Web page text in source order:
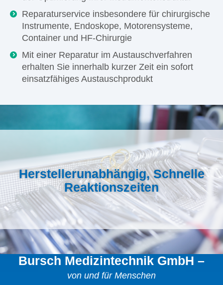
Reparaturservice insbesondere für chirurgische
Instrumente, Endoskope, Motorensysteme,
Container und HF-Chirurgie
Mit einer Reparatur im Austauschverfahren
erhalten Sie innerhalb kurzer Zeit ein sofort
einsatzfähiges Austauschprodukt
Herstellerunabhängig, Schnelle
Reaktionszeiten
Bursch Medizintechnik GmbH –
von und für Menschen